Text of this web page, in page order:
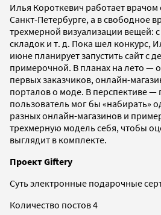
Илья Короткевич работает
Санкт-Петербурге, а в свободное
трехмерной визуализации вещей:
складок и т. д. Пока шел конкурс,
июне планирует запустить сайт с
примерочной. В планах на лето —
первых заказчиков, онлайн-
порталов о моде. В перспективе —
пользователь мог бы «набирать»
разных онлайн-магазинов и
трехмерную модель себя, чтобы
выглядит в комплекте.
Проект Giftery
Суть электронные подарочные
Количество постов 4